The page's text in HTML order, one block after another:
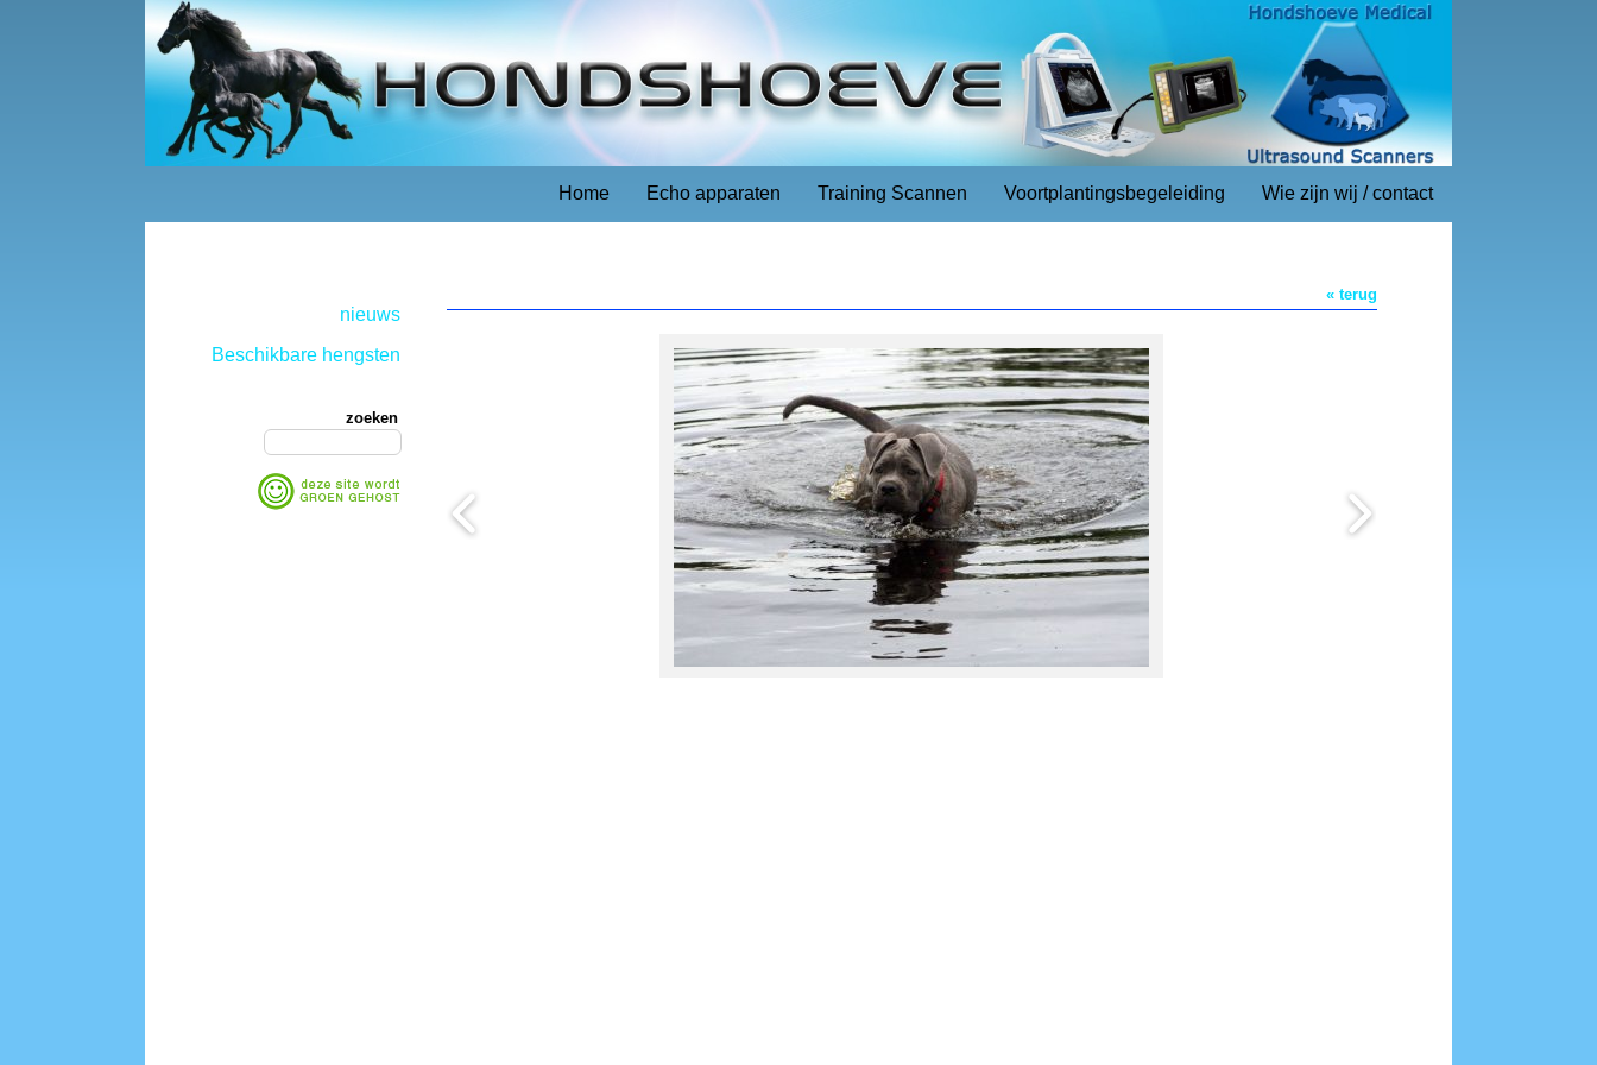
Home Echo apparaten Training Scannen Voortplantingsbegeleiding Wie zijn wij / contact
nieuws
Beschikbare hengsten
zoeken
« terug